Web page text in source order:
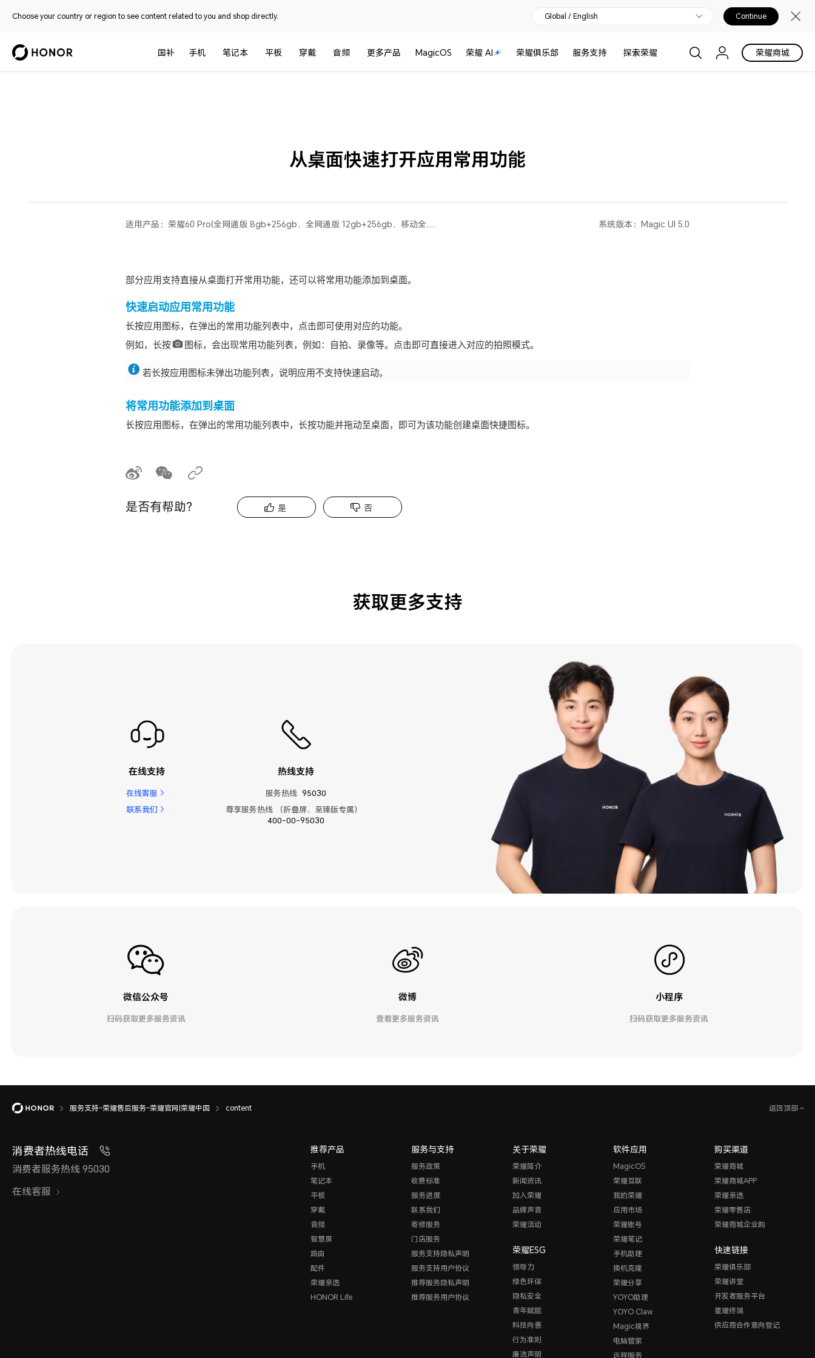
Choose your country or region to see content related to you and shop directly. Global / English Continue
国补 手机 笔记本 平板 穿戴 音频 更多产品 MagicOS 荣耀 AI 荣耀俱乐部 服务支持 探索荣耀 荣耀商城
从桌面快速打开应用常用功能
适用产品： 荣耀60 Pro(全网通版 8gb+256gb、全网通版 12gb+256gb、移动全网通版 8gb+256gb) 系统版本：Magic UI 5.0
部分应用支持直接从桌面打开常用功能，还可以将常用功能添加到桌面。
快速启动应用常用功能
长按应用图标，在弹出的常用功能列表中，点击即可使用对应的功能。
例如，长按
图标，会出现常用功能列表，例如：自拍、录像等。点击即可直接进入对应的拍照模式。
若长按应用图标未弹出功能列表，说明应用不支持快速启动。
将常用功能添加到桌面
长按应用图标，在弹出的常用功能列表中，长按功能并拖动至桌面，即可为该功能创建桌面快捷图标。
是否有帮助？ 是 否
获取更多支持
在线支持
在线客服
联系我们
热线支持
服务热线 95030
尊享服务热线 （折叠屏、至臻版专属）
400-00-95030
微信公众号
扫码获取更多服务资讯
微博
查看更多服务资讯
小程序
扫码获取更多服务资讯
服务支持-荣耀售后服务-荣耀官网|荣耀中国 content 返回顶部
消费者热线电话
消费者服务热线 95030
在线客服
推荐产品
手机
笔记本
平板
穿戴
音频
智慧屏
路由
配件
荣耀亲选
HONOR Life
服务与支持
服务政策
收费标准
服务进度
联系我们
寄修服务
门店服务
服务支持隐私声明
服务支持用户协议
推荐服务隐私声明
推荐服务用户协议
关于荣耀
荣耀简介
新闻资讯
加入荣耀
品牌声音
荣耀活动
荣耀ESG
领导力
绿色环保
隐私安全
青年赋能
科技向善
行为准则
廉洁声明
软件应用
MagicOS
荣耀互联
我的荣耀
应用市场
荣耀账号
荣耀笔记
手机助理
换机克隆
荣耀分享
YOYO助理
YOYO Claw
Magic视界
电脑管家
远程服务
购买渠道
荣耀商城
荣耀商城APP
荣耀亲选
荣耀零售店
荣耀商城企业购
快速链接
荣耀俱乐部
荣耀讲堂
开发者服务平台
星耀终端
供应商合作意向登记